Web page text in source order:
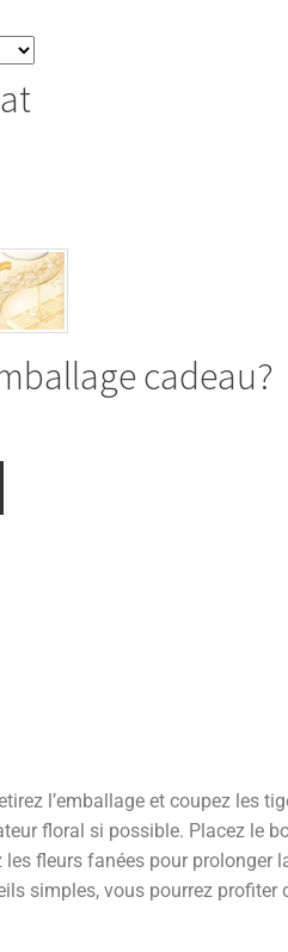
cadeau?
l’emballage et coupez les
floral si possible. Placez le
fleurs fanées pour prolonger
simples, vous pourrez profiter